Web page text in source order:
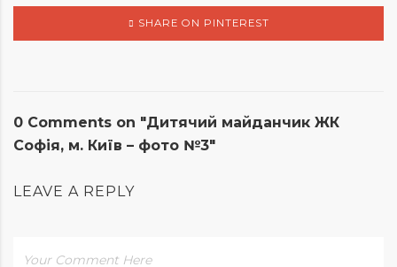
SHARE ON PINTEREST
0 Comments on "Дитячий майданчик ЖК
Софія, м. Київ – фото №3"
LEAVE A REPLY